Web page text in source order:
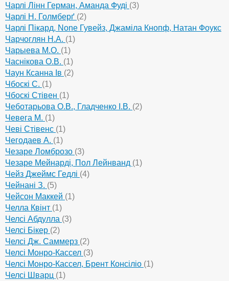
Чарлі Лінн Герман, Аманда Фуді (3)
Чарлі Н. Голмберґ (2)
Чарлі Пікард, None Гувейз, Джаміла Кнопф, Натан Фоукс
(1)
Чарчоглян Н.А. (1)
Чарыева М.О. (1)
Часнікова О.В. (1)
Чаун Ксанна Ів (2)
Чбоскі С. (1)
Чбоскі Стівен (1)
Чеботарьова О.В., Гладченко І.В. (2)
Чевега М. (1)
Чеві Стівенс (1)
Чегодаев А. (1)
Чезаре Ломброзо (3)
Чезаре Мейнарді, Пол Лейнванд (1)
Чейз Джеймс Гедлі (4)
Чейнані З. (5)
Чейсон Маккей (1)
Челла Квінт (1)
Челсі Абдулла (3)
Челсі Бікер (2)
Челсі Дж. Саммерз (2)
Челсі Монро-Кассел (3)
Челсі Монро-Кассел, Брент Консіліо (1)
Челсі Шварц (1)